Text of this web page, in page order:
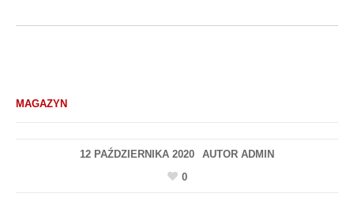
MAGAZYN
12 PAŹDZIERNIKA 2020 AUTOR ADMIN
0